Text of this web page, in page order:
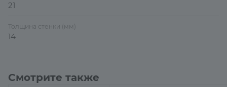
21
Толщина стенки (мм)
14
Смотрите также